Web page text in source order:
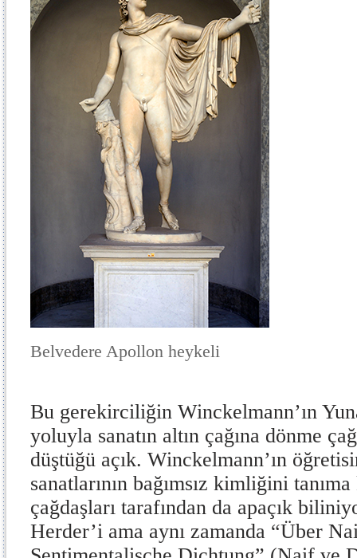
Belvedere Apollon heykeli
Bu gerekirciliğin Winckelmann’ın
yoluyla sanatın altın çağına dönme
düştüğü açık. Winckelmann’ın
sanatlarının bağımsız kimliğini
çağdaşları tarafından da apaçık
Herder’i ama aynı zamanda “Über